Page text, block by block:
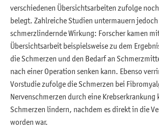
verschiedenen Übersichtsarbeiten zufolge
belegt. Zahlreiche Studien untermauern
schmerzlindernde Wirkung: Forscher kamen
Übersichtsarbeit beispielsweise zu dem
die Schmerzen und den Bedarf an
nach einer Operation senken kann. Ebenso
Vorstudie zufolge die Schmerzen bei
Nervenschmerzen durch eine Krebserkrankung
Schmerzen lindern, nachdem es direkt in die
worden war.